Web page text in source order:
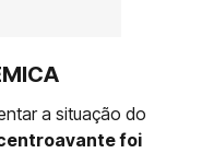
a situação do
foi